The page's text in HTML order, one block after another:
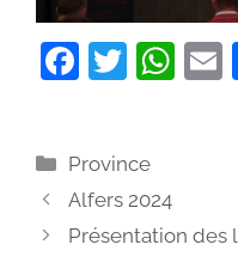
F
e
b
o
T
er
W
p
Catégories
Province
Alfers 2024
Présentation des